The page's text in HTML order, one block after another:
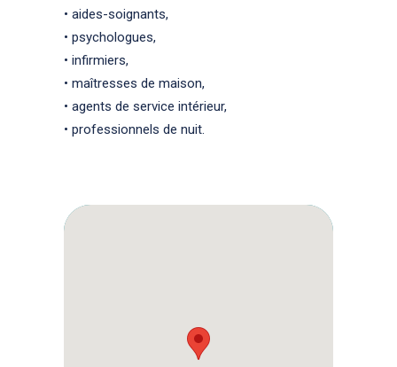
• aides-soignants,
• psychologues,
• infirmiers,
• maîtresses de maison,
• agents de service intérieur,
• professionnels de nuit.